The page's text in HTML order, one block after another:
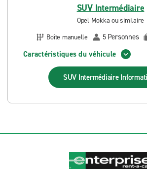
SUV Intermédiaire
Opel Mokka ou similaire
Boîte manuelle
5 Personnes
Caractéristiques du véhicule
SUV Intermédiaire